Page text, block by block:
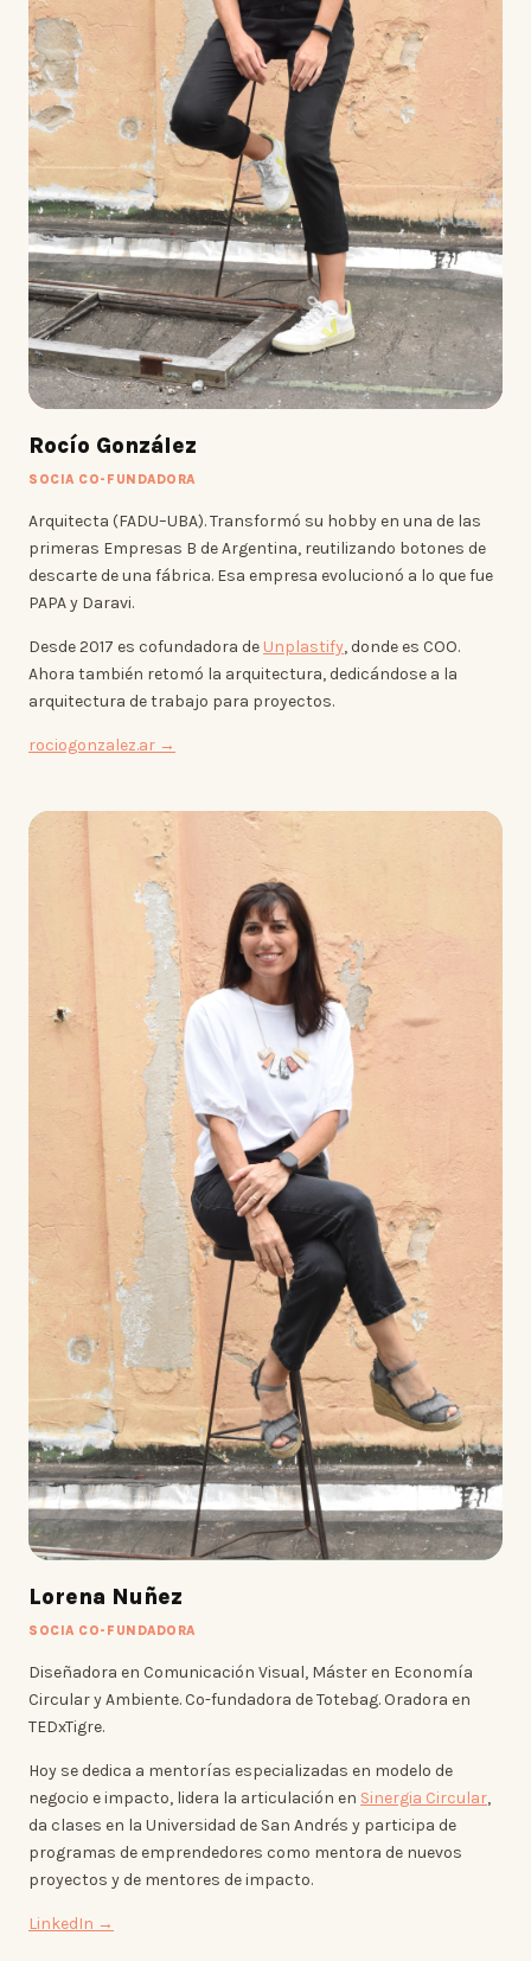
Rocío González
SOCIA CO-FUNDADORA
Arquitecta (FADU–UBA). Transformó su hobby en una de las
primeras Empresas B de Argentina, reutilizando botones de
descarte de una fábrica. Esa empresa evolucionó a lo que fue
PAPA y Daravi.
Desde 2017 es cofundadora de Unplastify, donde es COO.
Ahora también retomó la arquitectura, dedicándose a la
arquitectura de trabajo para proyectos.
rociogonzalez.ar →
Lorena Nuñez
SOCIA CO-FUNDADORA
Diseñadora en Comunicación Visual, Máster en Economía
Circular y Ambiente. Co-fundadora de Totebag. Oradora en
TEDxTigre.
Hoy se dedica a mentorías especializadas en modelo de
negocio e impacto, lidera la articulación en Sinergia Circular,
da clases en la Universidad de San Andrés y participa de
programas de emprendedores como mentora de nuevos
proyectos y de mentores de impacto.
LinkedIn →